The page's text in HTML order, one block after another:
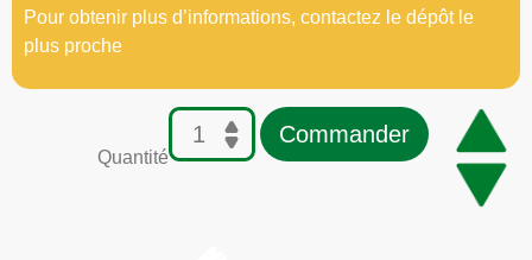
Pour obtenir plus d’informations, contactez le dépôt le
plus proche
Quantité
Commander